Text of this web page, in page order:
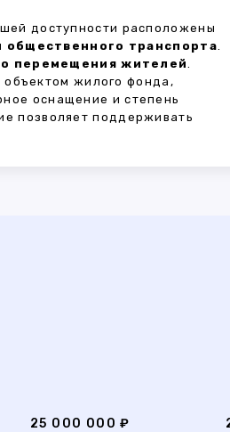
доступности расположены
транспорта.
перемещения жителей.
объектом жилого фонда,
оснащение и степень
позволяет поддерживать
25 000 000 ₽